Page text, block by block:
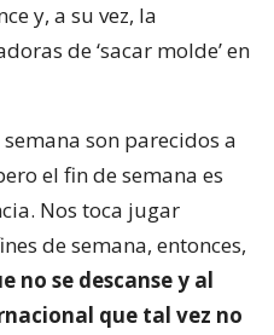
y, a su vez, la
de ‘sacar molde’ en
son parecidos a
el fin de semana es
Nos toca jugar
de semana, entonces,
no se descanse y al
que tal vez no